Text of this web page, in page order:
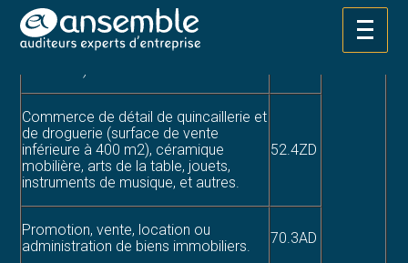
Aller
au
Commerce de détail de bricolage
(surface de vente supérieure ou égale
Commerce de détail de quincaillerie et
de droguerie (surface de vente
inférieure à 400 m2), céramique
mobilière, arts de la table, jouets,
instruments de musique, et autres.
52.4ZD
Promotion, vente, location ou
administration de biens immobiliers.
70.3AD